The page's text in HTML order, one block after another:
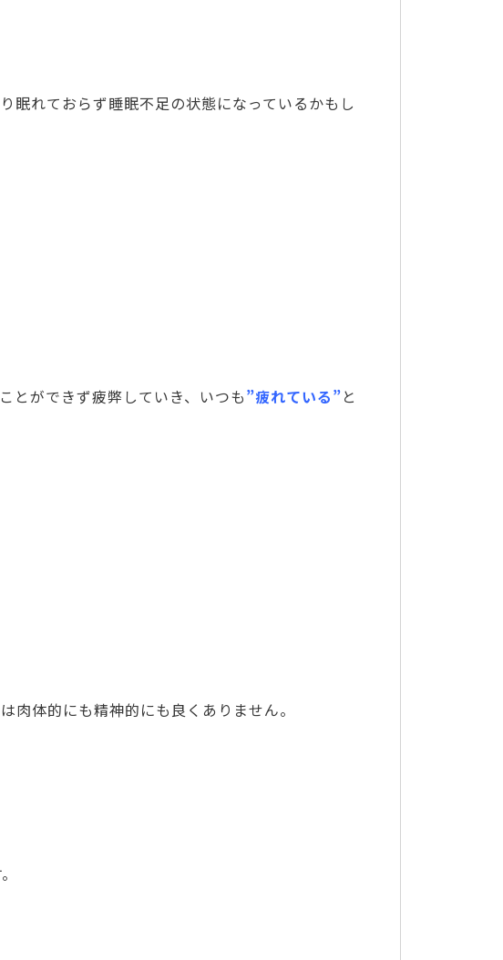
眠れておらず睡眠不足の状態になっているかもし
とができず疲弊していき、いつも”疲れている”と
肉体的にも精神的にも良くありません。